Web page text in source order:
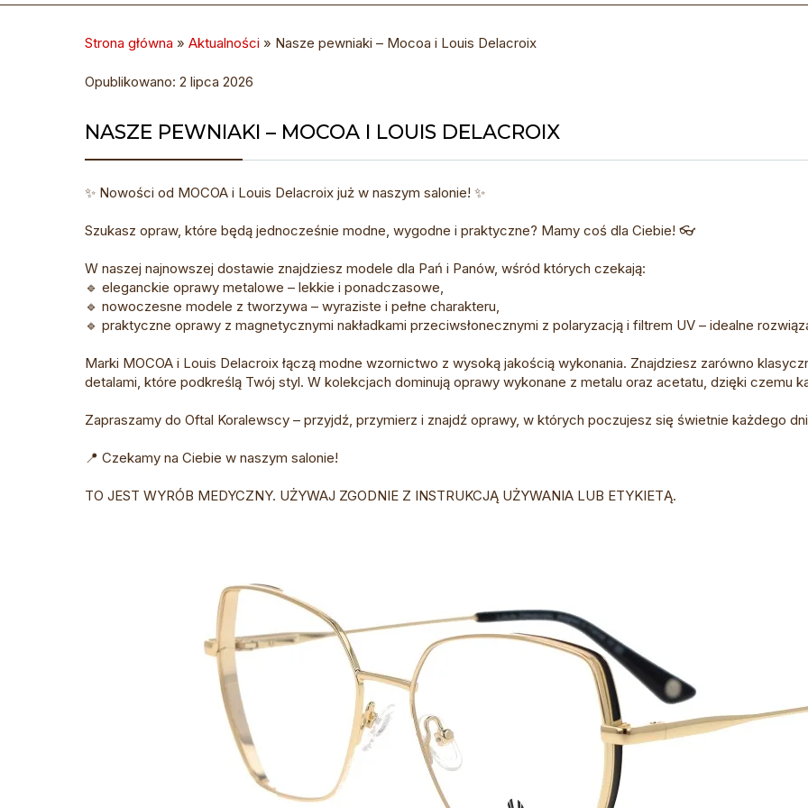
Strona główna » Aktualności » Nasze pewniaki – Mocoa i Louis Delacroix
Opublikowano: 2 lipca 2026
NASZE PEWNIAKI – MOCOA I LOUIS DELACROIX
✨ Nowości od MOCOA i Louis Delacroix już w naszym salonie! ✨
Szukasz opraw, które będą jednocześnie modne, wygodne i praktyczne? Mamy coś dla Ciebie! 👓
W naszej najnowszej dostawie znajdziesz modele dla Pań i Panów, wśród których czekają:
🔹 eleganckie oprawy metalowe – lekkie i ponadczasowe,
🔹 nowoczesne modele z tworzywa – wyraziste i pełne charakteru,
🔹 praktyczne oprawy z magnetycznymi nakładkami przeciwsłonecznymi z polaryzacją i filtrem UV – idealne
Marki MOCOA i Louis Delacroix łączą modne wzornictwo z wysoką jakością wykonania. Znajdziesz zarówno
detalami, które podkreślą Twój styl. W kolekcjach dominują oprawy wykonane z metalu oraz acetatu, dzięki czemu
Zapraszamy do Oftal Koralewscy – przyjdź, przymierz i znajdź oprawy, w których poczujesz się świetnie każdego
📍 Czekamy na Ciebie w naszym salonie!
TO JEST WYRÓB MEDYCZNY. UŻYWAJ ZGODNIE Z INSTRUKCJĄ UŻYWANIA LUB ETYKIETĄ.